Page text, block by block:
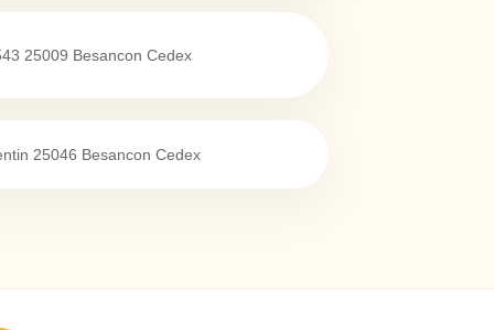
25009 Besancon Cedex
25046 Besancon Cedex